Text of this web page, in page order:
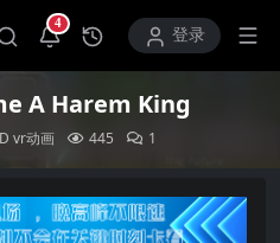
4
打开通知中心登录
A Harem King
vr动画 445 1